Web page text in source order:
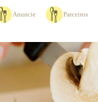
Anuncie Parceiros